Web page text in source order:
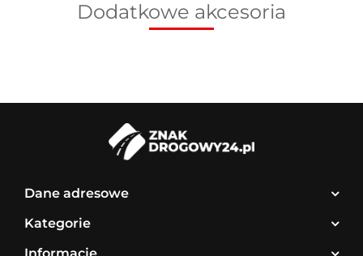
Dodatkowe akcesoria
Dane adresowe
Kategorie